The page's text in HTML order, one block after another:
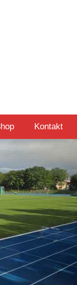
Kontakt